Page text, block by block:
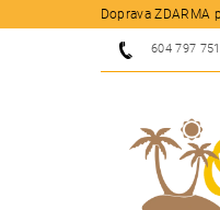
Doprava ZDARMA
604 797 751